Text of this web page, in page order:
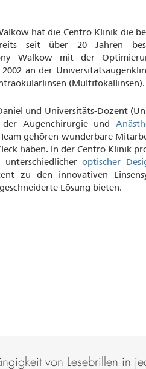
hat die Centro Klinik die
seit über 20 Jahren
Walkow mit der
an der
(Multifokallinsen).
und Universitäts-Dozent
Augenchirurgie und
gehören wunderbare
haben. In der Centro Klinik
unterschiedlicheroptischer
zu den innovativen
Lösung bieten.
von Lesebrillen in